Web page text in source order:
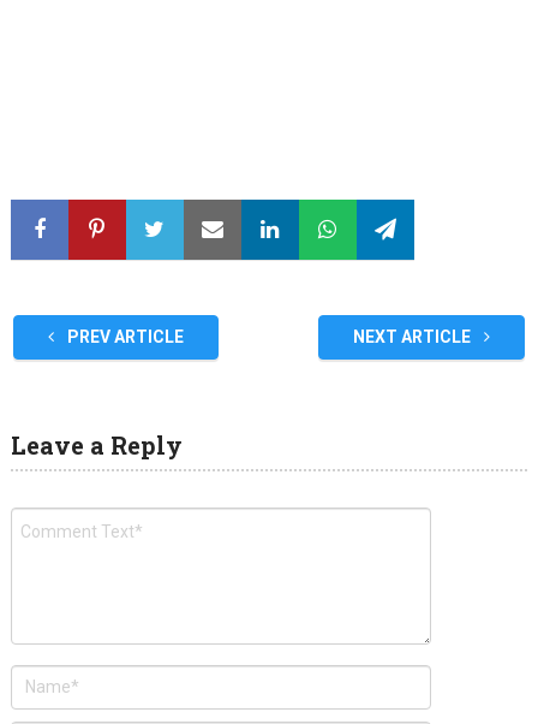
PREV ARTICLE NEXT ARTICLE
Leave a Reply